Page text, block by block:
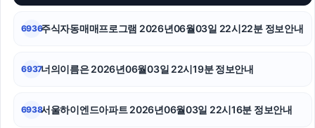
이혼변호사
6936주식자동매매프로그램 2026년06월03일 22시22분 정보안내
6937너의이름은 2026년06월03일 22시19분 정보안내
6938서울하이엔드아파트 2026년06월03일 22시16분 정보안내